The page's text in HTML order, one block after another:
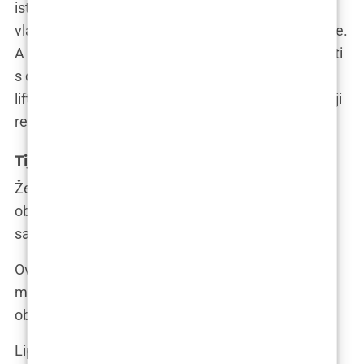
istaknuti jagodice ili naglasiti liniju čeljusti? Vaša
vlastita mast može biti savršeno “prirodno” rješenje.
A najbolje od svega? Lipofiling se može kombinirati
s drugim estetskim zahvatima na licu, poput face
liftinga ili blefaroplastike, kako bi se postigli još bolji
rezultati.
Tijelo: Oblikovanje i poboljšanje kontura
Želite li bujnije grudi, podignutiju stražnjicu ili
oblikovanije bokove? Lipofiling može biti vaš
saveznik u postizanju željenog izgleda tijela.
Ova tehnika nije samo za žene. Muškarci također
mogu imati koristi od lipofilinga, posebno za
oblikovanje prsa ili poboljšanje kontura trbuha.
Lipofiling se također koristi u rekonstruktivnoj